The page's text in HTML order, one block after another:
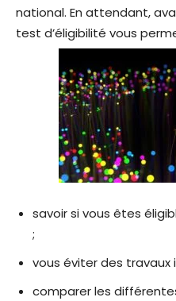
national. En attendant,
test d’éligibilité vous
savoir si vous êtes
;
vous éviter des travaux
comparer les